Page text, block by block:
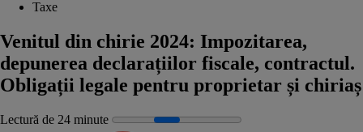
Taxe
Venitul din chirie 2024: Impozitarea,
depunerea declarațiilor fiscale, contractul.
Obligații legale pentru proprietar și chiriaș
Lectură de 24 minute